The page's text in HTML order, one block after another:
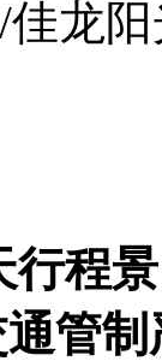
龙
行程
管